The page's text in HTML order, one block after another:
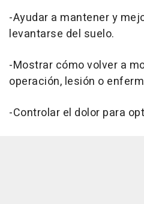
-Ayudar a mantener y
levantarse del suelo.
-Mostrar cómo volver a
operación, lesión o
-Controlar el dolor para